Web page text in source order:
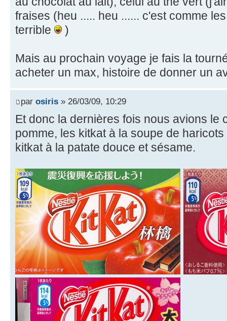
fraises (heu ..... heu ...... c'est comme
terrible
)
Mais au prochain voyage je fais la
acheter un max, histoire de donner un
par osiris » 26/03/09, 10:29
Et donc la dernières fois nous avions le
pomme, les kitkat à la soupe de
kitkat à la patate douce et sésame.